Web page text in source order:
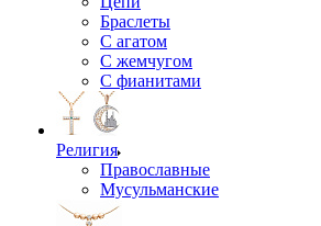
Браслеты
С агатом
С жемчугом
С фианитами
Религия
Православные
Мусульманские